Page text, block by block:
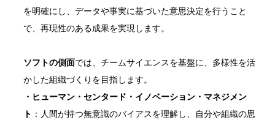
を明確にし、データや事実に基づいた意思決定を行うこと
で、再現性のある成果を実現します。
ソフトの側面では、チームサイエンスを基盤に、多様性を活
かした組織づくりを目指します。
・ヒューマン・センタード・イノベーション・マネジメン
ト ：人間が持つ無意識のバイアスを理解し、自分や組織の思